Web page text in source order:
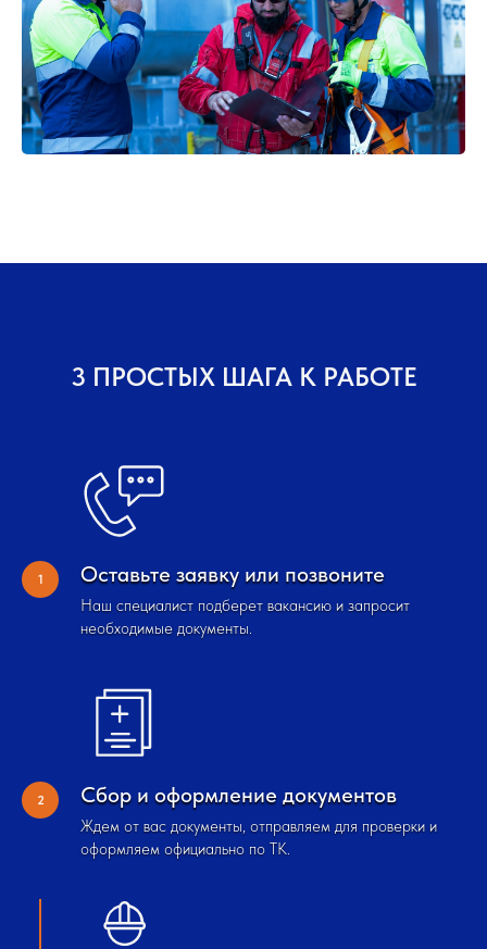
3 ПРОСТЫХ ШАГА К РАБОТЕ
Оставьте заявку или позвоните
Наш специалист подберет вакансию и запросит
необходимые документы.
Сбор и оформление документов
Ждем от вас документы, отправляем для проверки и
оформляем официально по ТК.